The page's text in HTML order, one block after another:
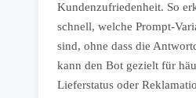
Kundenzufriedenheit. So
schnell, welche Prompt-
sind, ohne dass die
kann den Bot gezielt für
Lieferstatus oder